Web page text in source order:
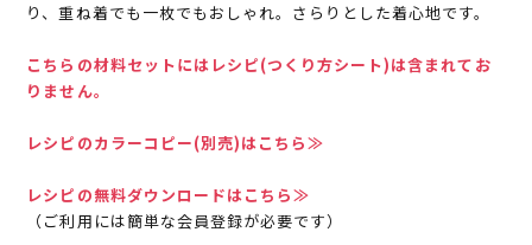
り、重ね着でも一枚でもおしゃれ。さらりとした着心地です。
こちらの材料セットにはレシピ(つくり方シート)は含まれてお
りません。
レシピのカラーコピー(別売)はこちら≫
レシピの無料ダウンロードはこちら≫
（ご利用には簡単な会員登録が必要です）